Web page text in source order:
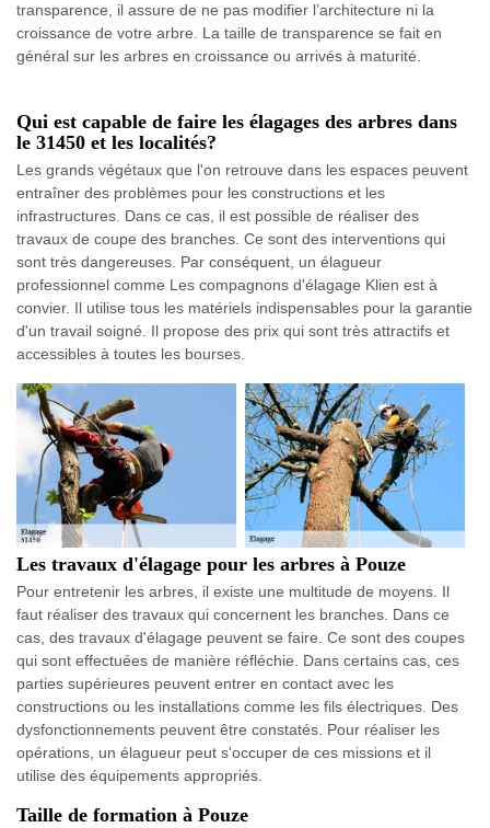
transparence, il assure de ne pas modifier l’architecture ni la
croissance de votre arbre. La taille de transparence se fait en
général sur les arbres en croissance ou arrivés à maturité.
Qui est capable de faire les élagages des arbres dans
le 31450 et les localités?
Les grands végétaux que l'on retrouve dans les espaces peuvent
entraîner des problèmes pour les constructions et les
infrastructures. Dans ce cas, il est possible de réaliser des
travaux de coupe des branches. Ce sont des interventions qui
sont très dangereuses. Par conséquent, un élagueur
professionnel comme Les compagnons d'élagage Klien est à
convier. Il utilise tous les matériels indispensables pour la garantie
d'un travail soigné. Il propose des prix qui sont très attractifs et
accessibles à toutes les bourses.
Les travaux d'élagage pour les arbres à Pouze
Pour entretenir les arbres, il existe une multitude de moyens. Il
faut réaliser des travaux qui concernent les branches. Dans ce
cas, des travaux d'élagage peuvent se faire. Ce sont des coupes
qui sont effectuées de manière réfléchie. Dans certains cas, ces
parties supérieures peuvent entrer en contact avec les
constructions ou les installations comme les fils électriques. Des
dysfonctionnements peuvent être constatés. Pour réaliser les
opérations, un élagueur peut s'occuper de ces missions et il
utilise des équipements appropriés.
Taille de formation à Pouze